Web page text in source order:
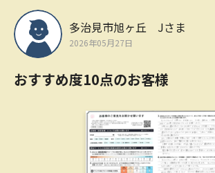
多治見市旭ヶ丘 Jさま
2026年05月27日
おすすめ度10点のお客様